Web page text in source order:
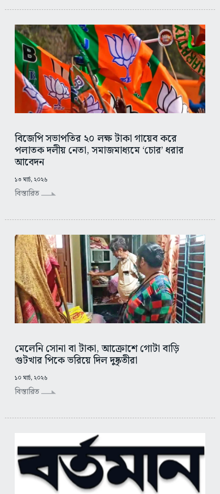
বিজেপি সভাপতির ২০ লক্ষ টাকা গায়েব করে
পলাতক দলীয় নেতা, সমাজমাধ্যমে ‘চোর’ ধরার
আবেদন
১৩ মার্চ, ২০২৬
বিস্তারিত
মেলেনি সোনা বা টাকা, আক্রোশে গোটা বাড়ি
গুটখার পিকে ভরিয়ে দিল দুষ্কৃতীরা
১০ মার্চ, ২০২৬
বিস্তারিত